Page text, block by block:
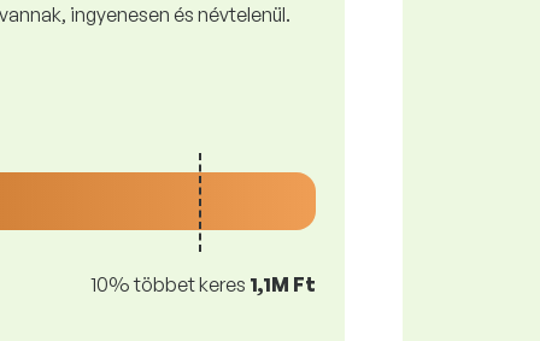
ingyenesen és névtelenül.
10% többet keres 1,1M Ft